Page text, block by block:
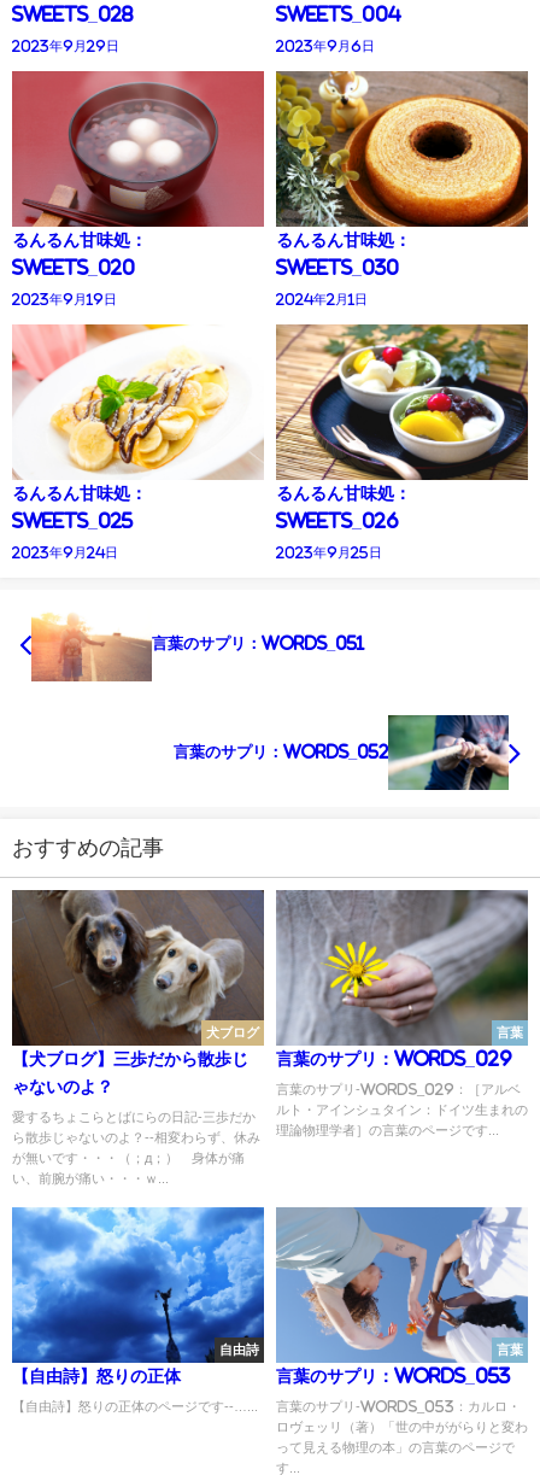
Sweets_028
2023年9月29日
Sweets_004
2023年9月6日
るんるん甘味処：
Sweets_020
2023年9月19日
るんるん甘味処：
Sweets_030
2024年2月1日
るんるん甘味処：
Sweets_025
2023年9月24日
るんるん甘味処：
Sweets_026
2023年9月25日
言葉のサプリ：Words_051
言葉のサプリ：Words_052
おすすめの記事
犬ブログ
【犬ブログ】三歩だから散歩じ
ゃないのよ？
愛するちょこらとばにらの日記-三歩だか
ら散歩じゃないのよ？--相変わらず、休み
が無いです・・・（；д；） 身体が痛
い、前腕が痛い・・・ｗ...
言葉
言葉のサプリ：Words_029
言葉のサプリ-Words_029：［アルベ
ルト・アインシュタイン：ドイツ生まれの
理論物理学者］の言葉のページです...
自由詩
【自由詩】怒りの正体
【自由詩】怒りの正体のページです--…...
言葉
言葉のサプリ：Words_053
言葉のサプリ-Words_053：カルロ・
ロヴェッリ（著）「世の中ががらりと変わ
って見える物理の本」の言葉のページで
す...